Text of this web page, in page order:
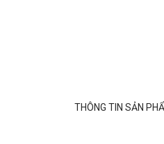
THÔNG TIN SẢN